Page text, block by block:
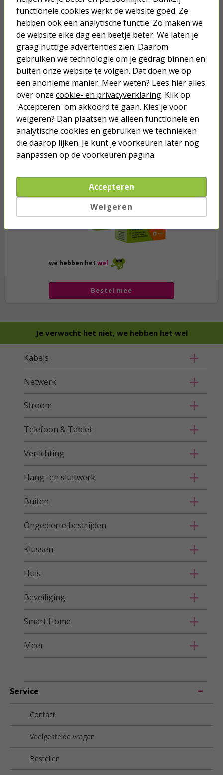
Je verwacht het niet
Turbo onkruidverdelger (Concentraat,
3x 100ml) | Ook voor je gazon!
40,
89
we hebben het wel
Bestel mee
Tulp naar jack 3.5 mm kabel | M ↔
M | Nedis | 1.5 meter (Stereo)
2,75
Je verwacht het niet, we hebben het wel
Kabels
Netwerk
Stroom
Telefoon & Tablet
Verlichting
Hang- en sluitwerk
Buiten
Ongedierte bestrijden
Klussen
Huis
Beveiliging
Smart Home
Meer
Service
Contact
Veelgestelde vragen
Bestellen
functionele cookies werkt de website goed. Ze
hebben ook een analytische functie. Zo maken we
de website elke dag een beetje beter. We laten je
graag nuttige advertenties zien. Daarom
gebruiken we technologie om je gedrag binnen en
buiten onze website te volgen. Dat doen we op
een anonieme manier. Meer weten? Lees hier alles
over onze cookie- en privacyverklaring. Klik op
'Accepteren' om akkoord te gaan. Kies je voor
weigeren? Dan plaatsen we alleen functionele en
analytische cookies en gebruiken we technieken
die daarop lijken. Je kunt je voorkeuren later nog
aanpassen op de voorkeuren pagina.
Accepteren
Weigeren